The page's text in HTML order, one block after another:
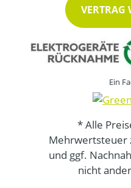
VERTRAG
Ein
* Alle
Mehrwertsteuer
und ggf.
nicht